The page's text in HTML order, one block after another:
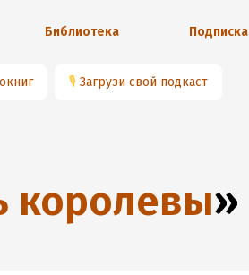
Библиотека Подписка
🎙 Загрузи свой подкаст
королевы»